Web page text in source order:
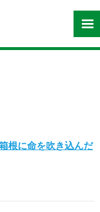
根に命を吹き込んだ